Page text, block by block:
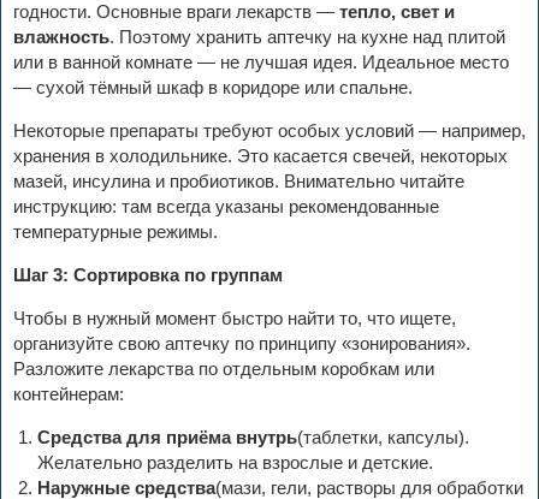
годности. Основные враги лекарств — тепло, свет и
влажность. Поэтому хранить аптечку на кухне над плитой
или в ванной комнате — не лучшая идея. Идеальное место
— сухой тёмный шкаф в коридоре или спальне.
Некоторые препараты требуют особых условий — например,
хранения в холодильнике. Это касается свечей, некоторых
мазей, инсулина и пробиотиков. Внимательно читайте
инструкцию: там всегда указаны рекомендованные
температурные режимы.
Шаг 3: Сортировка по группам
Чтобы в нужный момент быстро найти то, что ищете,
организуйте свою аптечку по принципу «зонирования».
Разложите лекарства по отдельным коробкам или
контейнерам:
Средства для приёма внутрь(таблетки, капсулы).
Желательно разделить на взрослые и детские.
Наружные средства(мази, гели, растворы для обработки